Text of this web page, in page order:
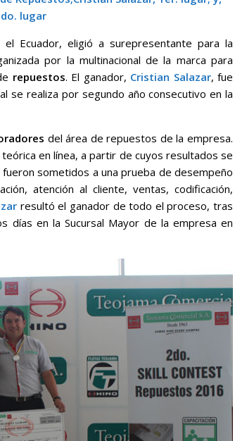
lugar
Ecuador, eligió a surepresentante para la
por la multinacional de la marca para
repuestos. El ganador, Cristian Salazar, fue
se realiza por segundo año consecutivo en la
del área de repuestos de la empresa.
en línea, a partir de cuyos resultados se
sometidos a una prueba de desempeño
atención al cliente, ventas, codificación,
resultó el ganador de todo el proceso, tras
días en la Sucursal Mayor de la empresa en